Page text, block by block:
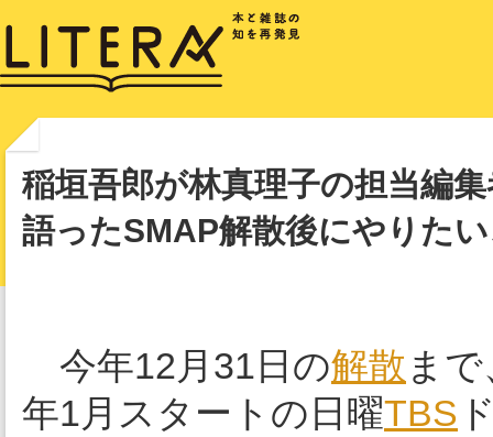
稲垣吾郎が林真理子の担当編
語ったSMAP解散後にやりた
今年12月31日の解散 ま
年1月スタートの日曜TBS